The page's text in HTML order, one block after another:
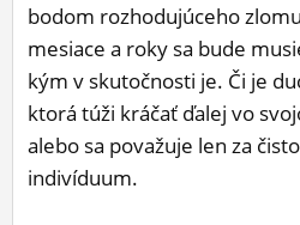
bodom rozhodujúceho
mesiace a roky sa bude
kým v skutočnosti je. Či je
ktorá túži kráčať ďalej vo
alebo sa považuje len za
indivíduum.